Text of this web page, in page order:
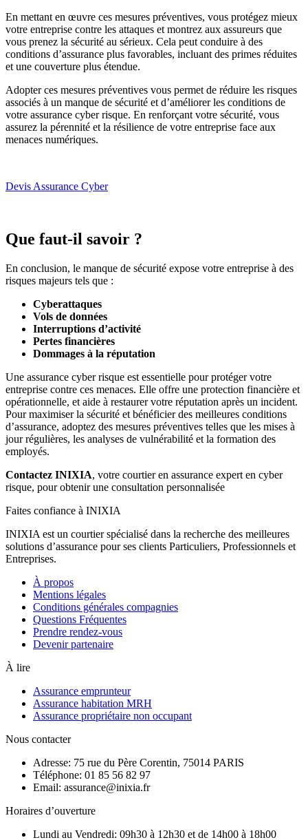
En mettant en œuvre ces mesures préventives, vous protégez mieux
votre entreprise contre les attaques et montrez aux assureurs que
vous prenez la sécurité au sérieux. Cela peut conduire à des
conditions d’assurance plus favorables, incluant des primes réduites
et une couverture plus étendue.
Adopter ces mesures préventives vous permet de réduire les risques
associés à un manque de sécurité et d’améliorer les conditions de
votre assurance cyber risque. En renforçant votre sécurité, vous
assurez la pérennité et la résilience de votre entreprise face aux
menaces numériques.
Devis Assurance Cyber
Que faut-il savoir ?
En conclusion, le manque de sécurité expose votre entreprise à des
risques majeurs tels que :
Cyberattaques
Vols de données
Interruptions d’activité
Pertes financières
Dommages à la réputation
Une assurance cyber risque est essentielle pour protéger votre
entreprise contre ces menaces. Elle offre une protection financière et
opérationnelle, et aide à restaurer votre réputation après un incident.
Pour maximiser la sécurité et bénéficier des meilleures conditions
d’assurance, adoptez des mesures préventives telles que les mises à
jour régulières, les analyses de vulnérabilité et la formation des
employés.
Contactez INIXIA, votre courtier en assurance expert en cyber
risque, pour obtenir une consultation personnalisée
Faites confiance à INIXIA
INIXIA est un courtier spécialisé dans la recherche des meilleures
solutions d’assurance pour ses clients Particuliers, Professionnels et
Entreprises.
À propos
Mentions légales
Conditions générales compagnies
Questions Fréquentes
Prendre rendez-vous
Devenir partenaire
À lire
Assurance emprunteur
Assurance habitation MRH
Assurance propriétaire non occupant
Nous contacter
Adresse: 75 rue du Père Corentin, 75014 PARIS
Téléphone: 01 85 56 82 97
Email: assurance@inixia.fr
Horaires d’ouverture
Lundi au Vendredi: 09h30 à 12h30 et de 14h00 à 18h00